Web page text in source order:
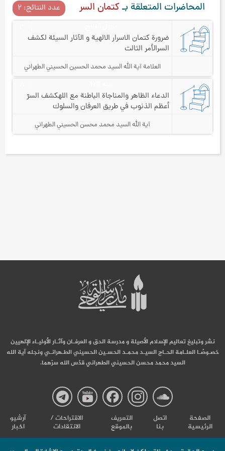
المحاضرات المتعلقة بـكتمان السر عدد النتائج: ۲
ضرورة كتمان الاسرار الالهية و الآثار السيئة لكشف
السرالأمر الثالث
العلامة آیة الله السيد محمد الحسين الحسيني الطهراني
الدعاء الظاهر والمناجاة الباطنة مع اللهكشف السرّ
أعظم الذنوب في طريق العرفان والسلوك
آية الله السيد محمد محسن الحسيني الطهراني
نشر وتبليغ تعاليم الإسلام الأصيلة و مدرسة الحق و العرفـان وآثـار الأوليـاء الإلهيين
خصـوصًـا العلـامة الحـاج السيـد محمـد الحسـين الحسيني الطـهرانـي ونجله آية الله
السيد محمد محسن الحسيني الطهراني قدّس الله سرّهما.
صفحة
صفحة
صفحة
صفحة
الصفحة
الرئيسية
اتصل
بنا
التعریف
بالموقع
الاقتراحات /
الانتقادات
آرشیو
اخبار